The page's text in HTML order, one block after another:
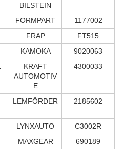
BILSTEIN
FORMPART
1177002
FRAP
FT515
KAMOKA
9020063
KRAFT
AUTOMOTIV
E
4300033
LEMFÖRDER 2185602
LYNXAUTO
C3002R
MAXGEAR
690189